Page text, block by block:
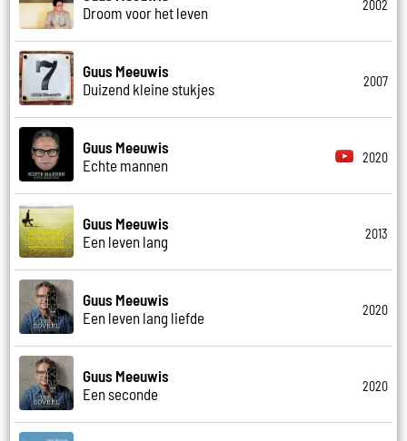
Droom voor het leven
2002
Guus Meeuwis
Duizend kleine stukjes
2007
Guus Meeuwis
Echte mannen
2020
Guus Meeuwis
Een leven lang
2013
Guus Meeuwis
Een leven lang liefde
2020
Guus Meeuwis
Een seconde
2020